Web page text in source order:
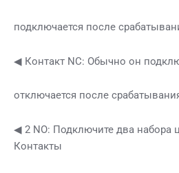
подключается после
◀ Контакт NC: Обычно он
отключается после
◀ 2 NO: Подключите два набора
Контакты